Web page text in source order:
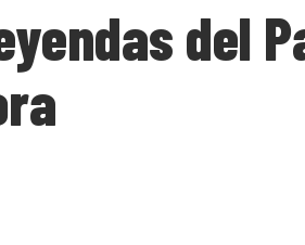
del